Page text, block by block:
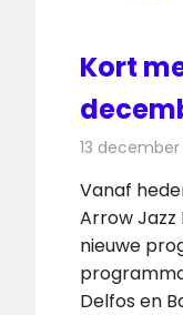
Kort
13 december
Vanaf
Arrow Jazz
nieuwe
Delfos en